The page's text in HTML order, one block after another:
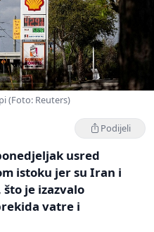
(Foto: Reuters)
Podijeli
usred
istoku jer su Iran i
je izazvalo
vatre i